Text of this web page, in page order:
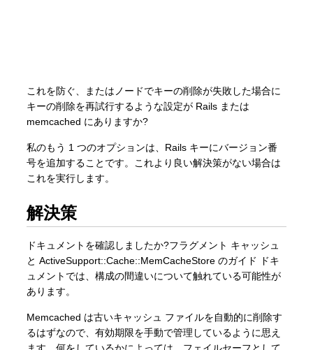
これを防ぐ、またはノードでキーの削除が失敗した場合に
キーの削除を再試行するような設定が Rails または
memcached にありますか?
私のもう 1 つのオプションは、Rails キーにバージョン番
号を追加することです。これより良い解決策がない場合は
これを実行します。
解決策
ドキュメントを確認しましたか?フラグメント キャッシュ
と ActiveSupport::Cache::MemCacheStore のガイド ドキ
ュメントでは、構成の間違いについて触れている可能性が
あります。
Memcached は古いキャッシュ ファイルを自動的に削除す
るはずなので、有効期限を手動で管理しているように思え